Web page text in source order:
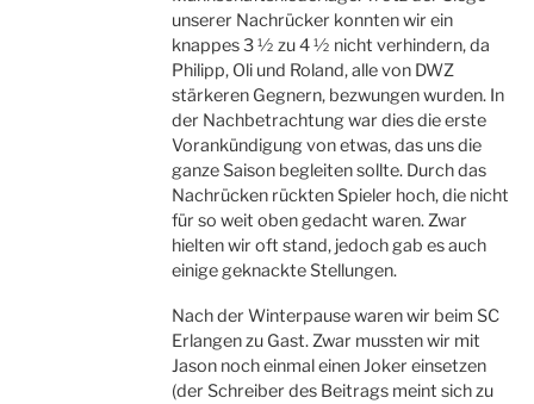
unserer Nachrücker konnten wir ein
knappes 3 ½ zu 4 ½ nicht verhindern, da
Philipp, Oli und Roland, alle von DWZ
stärkeren Gegnern, bezwungen wurden. In
der Nachbetrachtung war dies die erste
Vorankündigung von etwas, das uns die
ganze Saison begleiten sollte. Durch das
Nachrücken rückten Spieler hoch, die nicht
für so weit oben gedacht waren. Zwar
hielten wir oft stand, jedoch gab es auch
einige geknackte Stellungen.
Nach der Winterpause waren wir beim SC
Erlangen zu Gast. Zwar mussten wir mit
Jason noch einmal einen Joker einsetzen
(der Schreiber des Beitrags meint sich zu